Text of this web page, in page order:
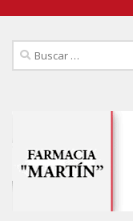
Buscar: